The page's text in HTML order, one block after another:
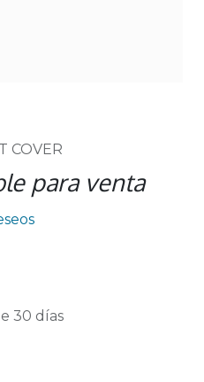
COVER
para venta
30 días